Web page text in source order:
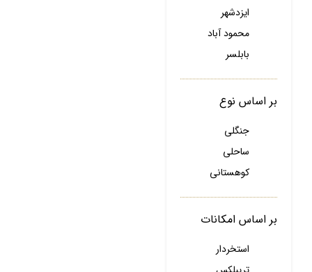
ایزدشهر
محمود آباد
بابلسر
بر اساس نوع
جنگلی
ساحلی
کوهستانی
بر اساس امکانات
استخردار